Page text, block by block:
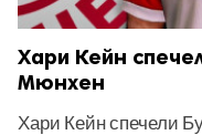
Хари Кейн
Мюнхен
Хари Кейн спечели